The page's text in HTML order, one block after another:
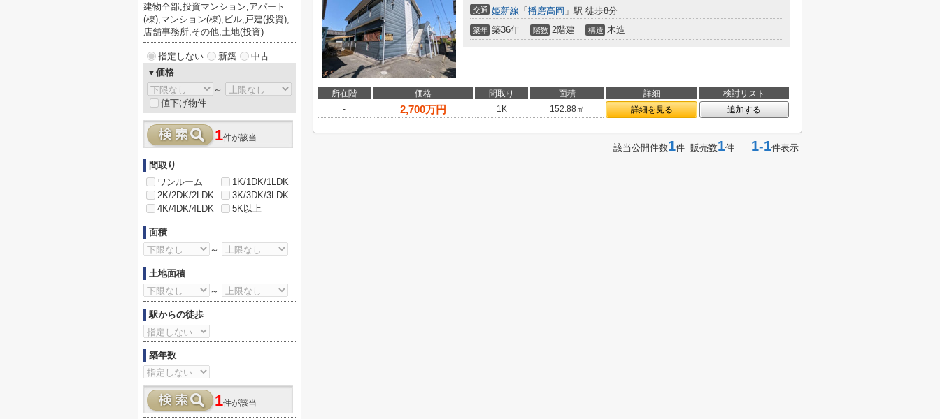
交通 姫新線 「 播磨高岡 」駅 徒歩8分
築年 築36年 階数 2階建 構造 木造
所在階 価格 間取り 面積 詳細
検討リスト
-
2,700万円 1K 152.88㎡ 詳細を見る 追加する
該当公開件数1件 販売数1件 1-1件表示
建物全部,投資マンション,アパート
(棟),マンション(棟),ビル,戸建(投資),
店舗事務所,その他,土地(投資)
指定しない 新築
中古
▼価格
～
値下げ物件
1件が該当
間取り
ワンルーム
1K/1DK/1LDK
2K/2DK/2LDK
3K/3DK/3LDK
4K/4DK/4LDK
5K以上
面積
～
土地面積
～
駅からの徒歩
築年数
1件が該当